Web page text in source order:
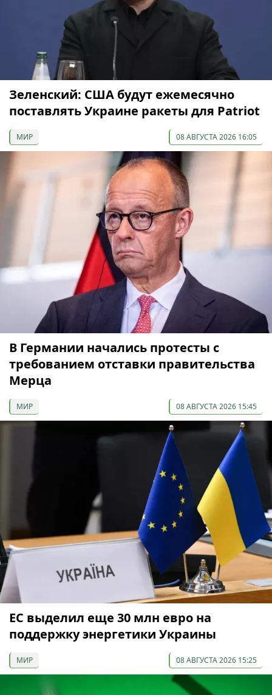
Зеленский: США будут ежемесячно
поставлять Украине ракеты для Patriot
МИР 08 АВГУСТА 2026 16:05
В Германии начались протесты с
требованием отставки правительства
Мерца
МИР 08 АВГУСТА 2026 15:45
ЕС выделил еще 30 млн евро на
поддержку энергетики Украины
МИР 08 АВГУСТА 2026 15:25